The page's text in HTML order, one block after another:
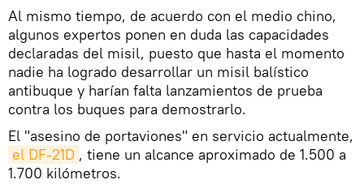
Al mismo tiempo, de acuerdo con el medio chino,
algunos expertos ponen en duda las capacidades
declaradas del misil, puesto que hasta el momento
nadie ha logrado desarrollar un misil balístico
antibuque y harían falta lanzamientos de prueba
contra los buques para demostrarlo.
El "asesino de portaviones" en servicio actualmente,
el DF-21D , tiene un alcance aproximado de 1.500 a
1.700 kilómetros.